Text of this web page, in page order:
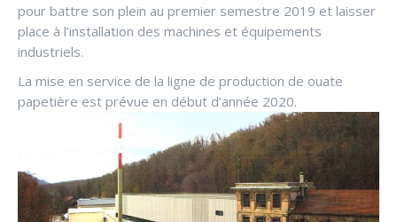
pour battre son plein au premier semestre 2019 et laisser
place à l’installation des machines et équipements
industriels.
La mise en service de la ligne de production de ouate
papetière est prévue en début d’année 2020.